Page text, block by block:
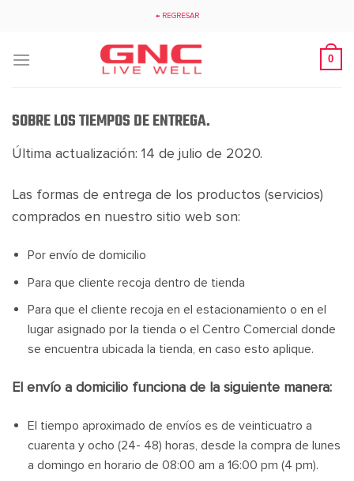
← REGRESAR
0
SOBRE LOS TIEMPOS DE ENTREGA.
Última actualización: 14 de julio de 2020.
Las formas de entrega de los productos (servicios)
comprados en nuestro sitio web son:
Por envío de domicilio
Para que cliente recoja dentro de tienda
Para que el cliente recoja en el estacionamiento o en el
lugar asignado por la tienda o el Centro Comercial donde
se encuentra ubicada la tienda, en caso esto aplique.
El envío a domicilio funciona de la siguiente manera:
El tiempo aproximado de envíos es de veinticuatro a
cuarenta y ocho (24- 48) horas, desde la compra de lunes
a domingo en horario de 08:00 am a 16:00 pm (4 pm).